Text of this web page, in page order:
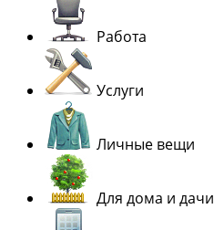
Работа
Услуги
Личные вещи
Для дома и дачи